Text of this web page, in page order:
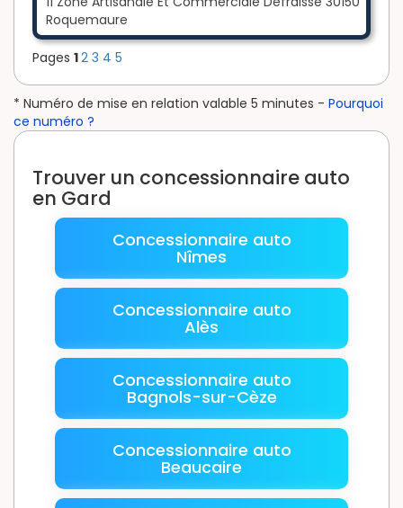
Roquemaure
Pages 12 3 4 5
* Numéro de mise en relation valable 5 minutes - Pourquoi
ce numéro ?
Trouver un concessionnaire auto
en Gard
Concessionnaire auto
Nîmes
Concessionnaire auto
Alès
Concessionnaire auto
Bagnols-sur-Cèze
Concessionnaire auto
Beaucaire